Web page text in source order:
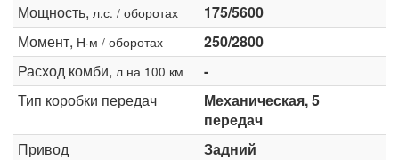
Мощность, л.с. / оборотах
175/5600
Момент, Н·м / оборотах
250/2800
Расход комби, л на 100 км
-
Тип коробки передач
Механическая, 5
передач
Привод
Задний